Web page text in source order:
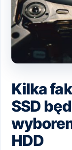
Kilka
SSD
HDD